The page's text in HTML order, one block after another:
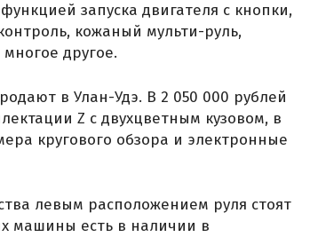
запуска двигателя с кнопки,
кожаный мульти-руль,
другое.
в Улан-Удэ. В 2 050 000 рублей
Z с двухцветным кузовом, в
кругового обзора и электронные
левым расположением руля стоят
машины есть в наличии в